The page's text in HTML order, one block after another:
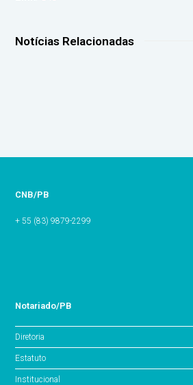
Notícias Relacionadas
CARTÓRIOS
CNB/PB
+ 55 (83) 9879-2299
Notariado/PB
Diretoria
Estatuto
Institucional